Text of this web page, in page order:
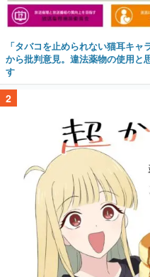
「タバコを止められない猫耳キ
から批判意見。違法薬物の使用と
す
2